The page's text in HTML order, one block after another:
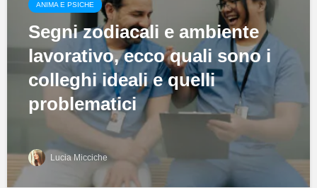
ANIMA E PSICHE
Segni zodiacali e ambiente
lavorativo, ecco quali sono i
colleghi ideali e quelli
problematici
Lucia Micciche